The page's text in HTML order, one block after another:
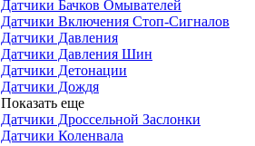
Датчики Бачков Омывателей
Датчики Включения Стоп-Сигналов
Датчики Давления
Датчики Давления Шин
Датчики Детонации
Датчики Дождя
Показать еще
Датчики Дроссельной Заслонки
Датчики Коленвала